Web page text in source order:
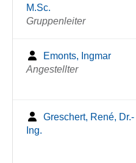
M.Sc.
Gruppenleiter
Emonts, Ingmar
Angestellter
Greschert, René, Dr.-
Ing.